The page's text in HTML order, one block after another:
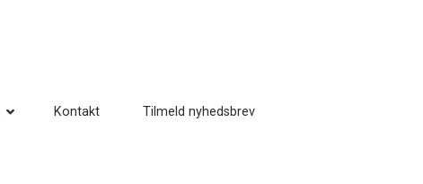
Kontakt Tilmeld nyhedsbrev